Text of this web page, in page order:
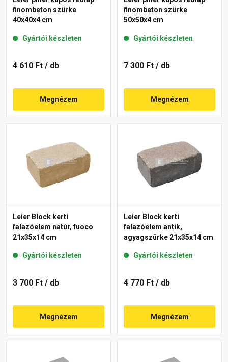
finombeton szürke
40x40x4 cm
Gyártói készleten
4 610 Ft / db
Megnézem
finombeton szürke
50x50x4 cm
Gyártói készleten
7 300 Ft / db
Megnézem
Leier Block kerti
falazóelem natúr, fuoco
21x35x14 cm
Gyártói készleten
3 700 Ft / db
Megnézem
Leier Block kerti
falazóelem antik,
agyagszürke 21x35x14 cm
Gyártói készleten
4 770 Ft / db
Megnézem